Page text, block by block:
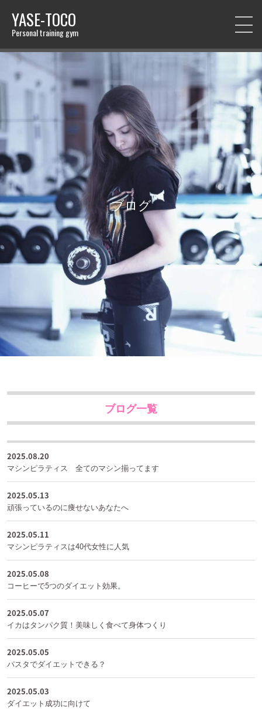
YASE-TOCO
Personal training gym
ブログ
ブログ一覧
2025.08.20
マシンピラティス 全てのマシン揃ってます
2025.05.13
頑張っているのに痩せないあなたへ
2025.05.11
マシンピラティスは40代女性に人気
2025.05.08
コーヒーで5つのダイエット効果。
2025.05.07
イカはタンパク質！美味しく食べて身体つくり
2025.05.05
パスタでダイエットできる？
2025.05.03
ダイエット成功に向けて